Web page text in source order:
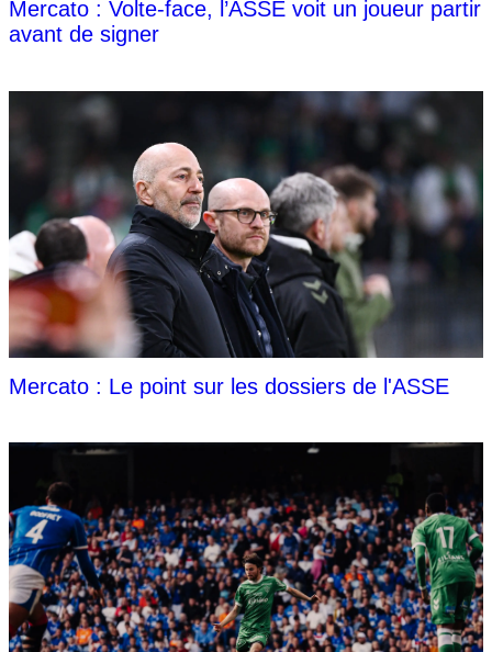
Mercato : Volte-face, l’ASSE voit un joueur partir
avant de signer
Mercato : Le point sur les dossiers de l'ASSE